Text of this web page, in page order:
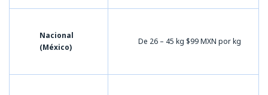
Nacional
(México)
De 26 – 45 kg $99 MXN por kg